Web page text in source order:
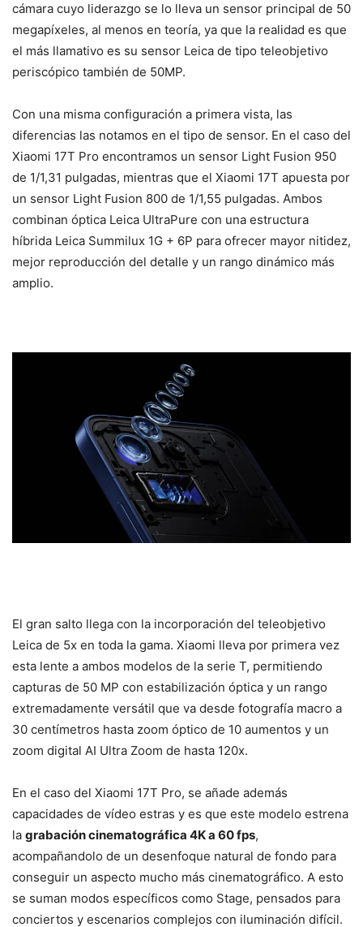
cámara cuyo liderazgo se lo lleva un sensor principal de 50
megapíxeles, al menos en teoría, ya que la realidad es que
el más llamativo es su sensor Leica de tipo teleobjetivo
periscópico también de 50MP.
Con una misma configuración a primera vista, las
diferencias las notamos en el tipo de sensor. En el caso del
Xiaomi 17T Pro encontramos un sensor Light Fusion 950
de 1/1,31 pulgadas, mientras que el Xiaomi 17T apuesta por
un sensor Light Fusion 800 de 1/1,55 pulgadas. Ambos
combinan óptica Leica UltraPure con una estructura
híbrida Leica Summilux 1G + 6P para ofrecer mayor nitidez,
mejor reproducción del detalle y un rango dinámico más
amplio.
El gran salto llega con la incorporación del teleobjetivo
Leica de 5x en toda la gama. Xiaomi lleva por primera vez
esta lente a ambos modelos de la serie T, permitiendo
capturas de 50 MP con estabilización óptica y un rango
extremadamente versátil que va desde fotografía macro a
30 centímetros hasta zoom óptico de 10 aumentos y un
zoom digital AI Ultra Zoom de hasta 120x.
En el caso del Xiaomi 17T Pro, se añade además
capacidades de vídeo estras y es que este modelo estrena
la grabación cinematográfica 4K a 60 fps,
acompañandolo de un desenfoque natural de fondo para
conseguir un aspecto mucho más cinematográfico. A esto
se suman modos específicos como Stage, pensados para
conciertos y escenarios complejos con iluminación difícil.